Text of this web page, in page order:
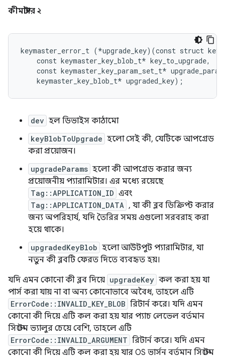
কীমাস্টার ২
keymaster_error_t (*upgrade_key)(const struct
    const keymaster_key_blob_t* key_to_upgrade,
const keymaster_key_param_set_t*
dev হল ডিভাইস কাঠামো
keyBlobToUpgrade হলো সেই কী, যেটিকে আপগ্রেড
করা প্রয়োজন।
upgradeParams হলো কী আপগ্রেড করার জন্য
প্রয়োজনীয় প্যারামিটার। এর মধ্যে রয়েছে
Tag::APPLICATION_ID এবং
Tag::APPLICATION_DATA , যা কী ব্লব ডিক্রিপ্ট করার
জন্য অপরিহার্য, যদি তৈরির সময় এগুলো সরবরাহ করা
হয়ে থাকে।
upgradedKeyBlob হলো আউটপুট প্যারামিটার, যা
নতুন কী ব্লবটি ফেরত দিতে ব্যবহৃত হয়।
যদি এমন কোনো কী ব্লব দিয়ে upgradeKey কল করা হয় যা
পার্স করা যায় না বা অন্য কোনোভাবে অবৈধ, তাহলে এটি
ErrorCode::INVALID_KEY_BLOB রিটার্ন করে। যদি এমন
কোনো কী দিয়ে এটি কল করা হয় যার প্যাচ লেভেল বর্তমান
সিস্টেম ভ্যালুর চেয়ে বেশি, তাহলে এটি
ErrorCode::INVALID_ARGUMENT রিটার্ন করে। যদি এমন
কোনো কী দিয়ে এটি কল করা হয় যার OS ভার্সন বর্তমান সিস্টেম